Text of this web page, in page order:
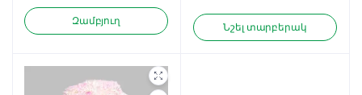
Զամբյուղ
Նշել տարբերակ